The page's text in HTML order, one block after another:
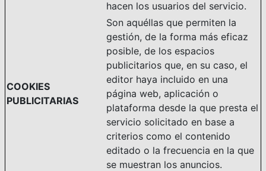
hacen los usuarios del servicio.
COOKIES
PUBLICITARIAS
Son aquéllas que permiten la
gestión, de la forma más eficaz
posible, de los espacios
publicitarios que, en su caso, el
editor haya incluido en una
página web, aplicación o
plataforma desde la que presta el
servicio solicitado en base a
criterios como el contenido
editado o la frecuencia en la que
se muestran los anuncios.